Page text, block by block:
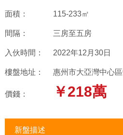
面積： 115-233㎡
間隔： 三房至五房
入伙時間： 2022年12月30日
樓盤地址： 惠州市大亞灣中心
價錢： ￥218萬
新盤描述